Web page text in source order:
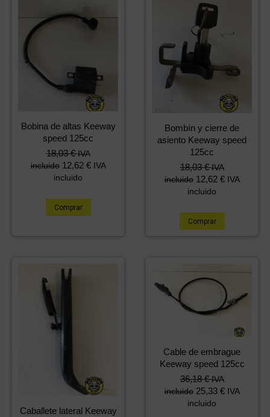
Bobina de altas Keeway
speed 125cc
18,03€ IVA
incluido 12,62 € IVA
incluido
Comprar
Bombín y cierre de
asiento Keeway speed
125cc
18,03€ IVA
incluido 12,62 € IVA
incluido
Comprar
Caballete lateral Keeway
Cable de embrague
Keeway speed 125cc
36,18€ IVA
incluido 25,33 € IVA
incluido